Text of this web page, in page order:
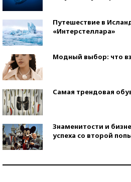
Путешествие в
«Интерстеллара»
Модный выбор: что
Самая трендовая
Знаменитости и
успеха со второй